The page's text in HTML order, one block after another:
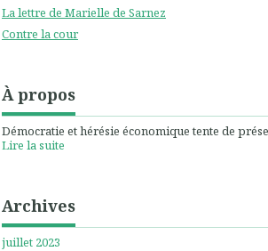
La lettre de Marielle de Sarnez
Contre la cour
À propos
Démocratie et hérésie économique tente de
Lire la suite
Archives
juillet 2023